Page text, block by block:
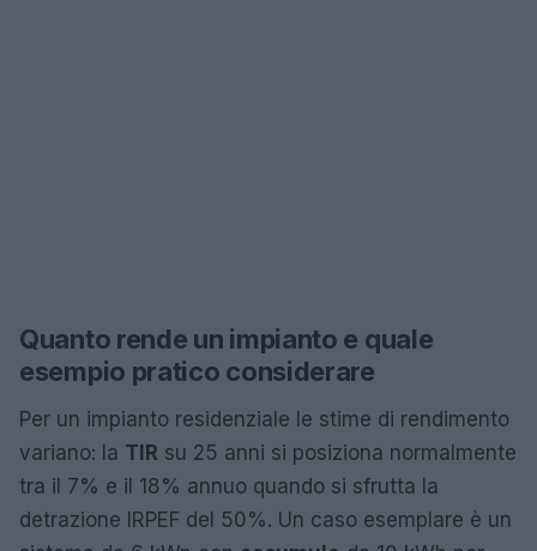
Quanto rende un impianto e quale
esempio pratico considerare
Per un impianto residenziale le stime di rendimento
variano: la TIR su 25 anni si posiziona normalmente
tra il 7% e il 18% annuo quando si sfrutta la
detrazione IRPEF del 50%. Un caso esemplare è un